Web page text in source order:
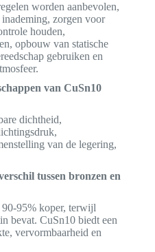
worden aanbevolen,
zorgen voor
houden,
opbouw van statische
gebruiken en
van CuSn10
dichtheid,
van de legering,
tussen bronzen en
95% koper, terwijl
bevat. CuSn10 biedt een
vervormbaarheid en